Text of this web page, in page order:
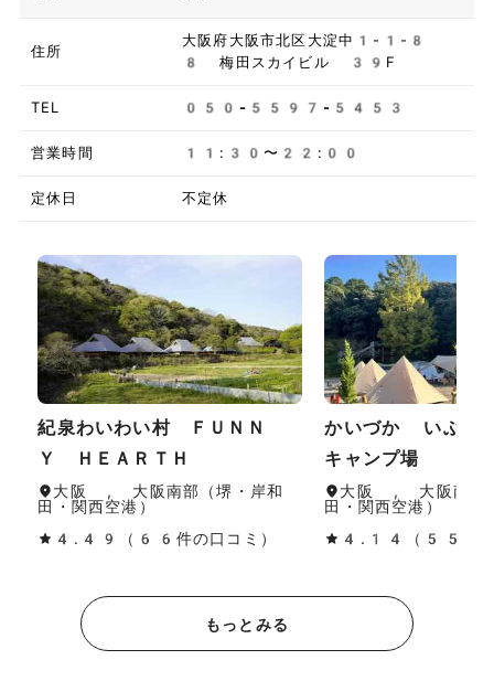
住所
大阪府大阪市北区大淀中1-1-8
8 梅田スカイビル 39F
TEL 050-5597-5453
営業時間 11:30〜22:00
定休日 不定休
紀泉わいわい村 ＦＵＮＮ
Ｙ ＨＥＡＲＴＨ
大阪 , 大阪南部（堺・岸和
田・関西空港）
4.49（66件の口コミ）
かいづか いぶき
キャンプ場
大阪 , 大阪南部
田・関西空港）
4.14（55件の
もっとみる